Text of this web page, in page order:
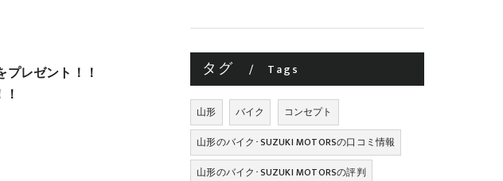
レゼント！！
タグ Tags
山形 バイク
コンセプト
山形のバイク･SUZUKI MOTORSの口コミ情報
山形のバイク･SUZUKI MOTORSの評判